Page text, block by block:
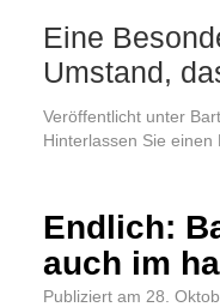
Eine
Umstand,
Veröffentlicht unter
Hinterlassen Sie einen
Endlich:
auch im
Publiziert am 28.